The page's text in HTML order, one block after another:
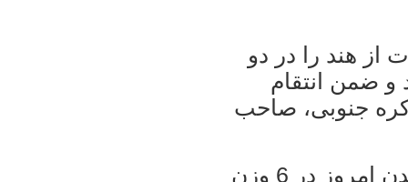
از هند را در دو
داد و ضمن انتقام
كره جنوبی، صاحب
مسابقات كشتی آزاد گزینشی المپیك لندن امروز در 6 وزن